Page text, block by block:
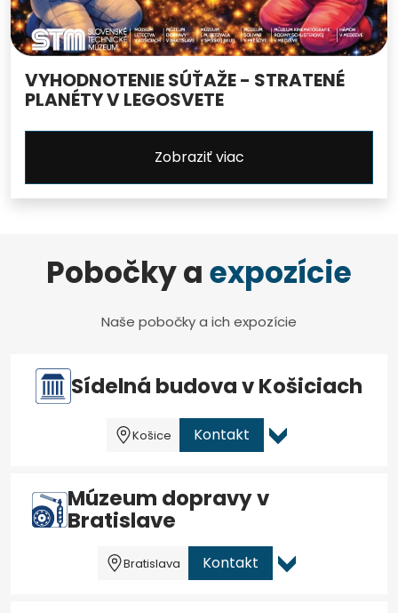
VYHODNOTENIE SÚŤAŽE - STRATENÉ
PLANÉTY V LEGOSVETE
Zobraziť viac
Pobočky aexpozície
Naše pobočky a ich expozície
Sídelná budova v Košiciach
Košice Kontakt
Múzeum dopravy v
Bratislave
Bratislava Kontakt